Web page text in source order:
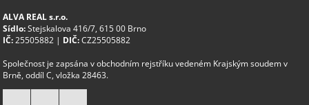
ALVA REAL s.r.o.
Sídlo:Stejskalova 416/7, 615 00 Brno
IČ:25505882 | DIČ:CZ25505882
Společnost je zapsána v obchodním rejstříku vedeném Krajským soudem v
Brně, oddíl C, vložka 28463.